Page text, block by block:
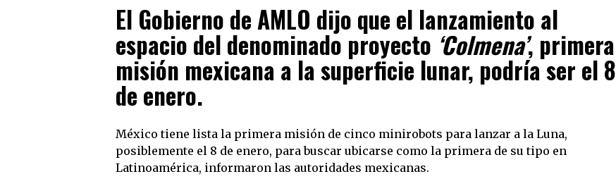
El Gobierno de AMLO dijo que el lanzamiento al
espacio del denominado proyecto ‘Colmena’, primera
misión mexicana a la superficie lunar, podría ser el 8
de enero.
México tiene lista la primera misión de cinco minirobots para lanzar a la Luna,
posiblemente el 8 de enero, para buscar ubicarse como la primera de su tipo en
Latinoamérica, informaron las autoridades mexicanas.